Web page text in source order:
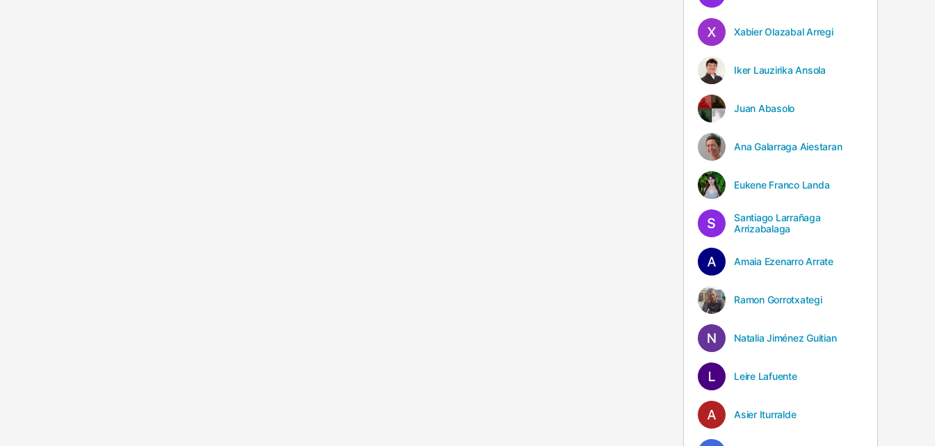
Xabier Olazabal Arregi
Iker Lauzirika Ansola
Juan Abasolo
Ana Galarraga Aiestaran
Eukene Franco Landa
Santiago Larrañaga
Arrizabalaga
Amaia Ezenarro Arrate
Ramon Gorrotxategi
Natalia Jiménez Guitian
Leire Lafuente
Asier Iturralde